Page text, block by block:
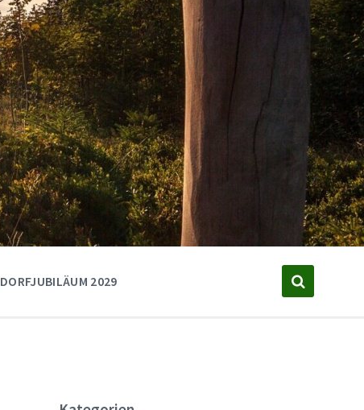
DORFJUBILÄUM 2029